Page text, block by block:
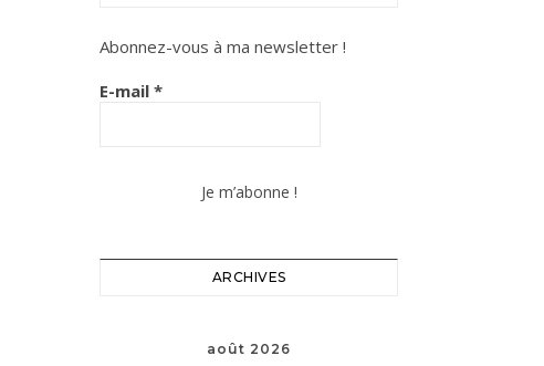
Abonnez-vous à ma newsletter !
E-mail *
ARCHIVES
août 2026